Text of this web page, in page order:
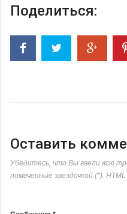
Поделиться:
Оставить
Убедитесь, что Вы ввели всю
помеченные звёздочкой (*).